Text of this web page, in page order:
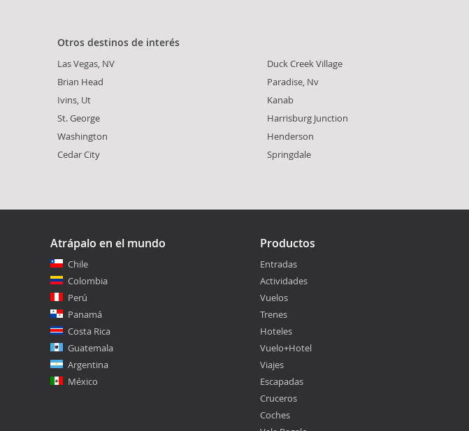
Otros destinos de interés
Las Vegas, NV
Brian Head
Ivins, Ut
St. George
Washington
Cedar City
Duck Creek Village
Paradise, Nv
Kanab
Harrisburg Junction
Henderson
Springdale
Atrápalo en el mundo
Chile
Colombia
Perú
Panamá
Costa Rica
Guatemala
Argentina
México
Productos
Entradas
Actividades
Vuelos
Trenes
Hoteles
Vuelo+Hotel
Viajes
Escapadas
Cruceros
Coches